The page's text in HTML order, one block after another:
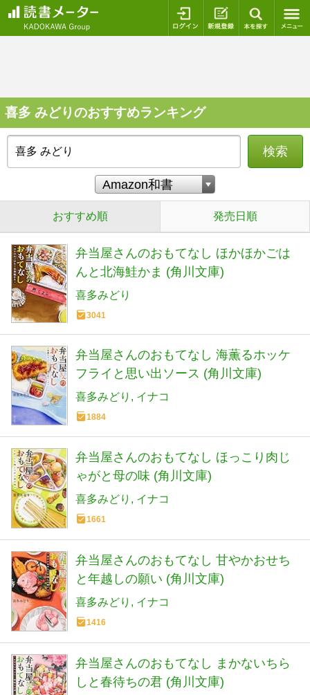
ログイン 新規登録
喜多 みどりのおすすめランキング
検索
おすすめ順 発売日順
弁当屋さんのおもてなし ほかほかごは
んと北海鮭かま (角川文庫)
喜多みどり
3041
弁当屋さんのおもてなし 海薫るホッケ
フライと思い出ソース (角川文庫)
喜多みどり イナコ
1884
弁当屋さんのおもてなし ほっこり肉じ
ゃがと母の味 (角川文庫)
喜多みどり イナコ
1661
弁当屋さんのおもてなし 甘やかおせち
と年越しの願い (角川文庫)
喜多みどり イナコ
1416
弁当屋さんのおもてなし まかないちら
しと春待ちの君 (角川文庫)